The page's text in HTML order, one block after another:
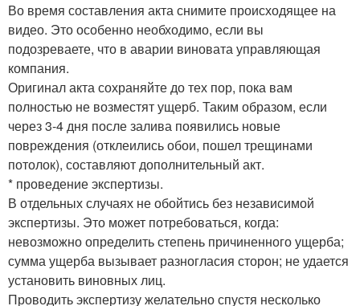
Во время составления акта снимите происходящее на
видео. Это особенно необходимо, если вы
подозреваете, что в аварии виновата управляющая
компания.
Оригинал акта сохраняйте до тех пор, пока вам
полностью не возместят ущерб. Таким образом, если
через 3-4 дня после залива появились новые
повреждения (отклеились обои, пошел трещинами
потолок), составляют дополнительный акт.
* проведение экспертизы.
В отдельных случаях не обойтись без независимой
экспертизы. Это может потребоваться, когда:
невозможно определить степень причиненного ущерба;
сумма ущерба вызывает разногласия сторон; не удается
установить виновных лиц.
Проводить экспертизу желательно спустя несколько